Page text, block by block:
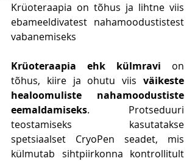
Krüoteraapia on tõhus ja lihtne viis
ebameeldivatest nahamoodustistest
vabanemiseks
Krüoteraapia ehk külmravi on
tõhus, kiire ja ohutu viis väikeste
healoomuliste nahamoodustiste
eemaldamiseks. Protseduuri
teostamiseks kasutatakse
spetsiaalset CryoPen seadet, mis
külmutab sihtpiirkonna kontrollitult